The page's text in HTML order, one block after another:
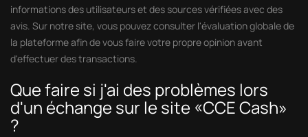
informations des utilisateurs et des sources vérifiées avec des
avis. Sur notre site, vous pouvez consulter l'évaluation globale de
la plateforme afin de vous faire votre propre opinion avant
d'effectuer des transactions.
Que faire si j'ai des problèmes lors
d'un échange sur le site «CCE Cash»
?